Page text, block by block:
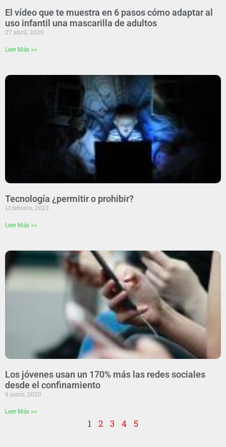
El vídeo que te muestra en 6 pasos cómo adaptar al
uso infantil una mascarilla de adultos
27 abril, 2020
Leer Más >>
Tecnología ¿permitir o prohibir?
13 febrero, 2023
Leer Más >>
Los jóvenes usan un 170% más las redes sociales
desde el confinamiento
9 junio, 2020
Leer Más >>
1 2 3 4 5